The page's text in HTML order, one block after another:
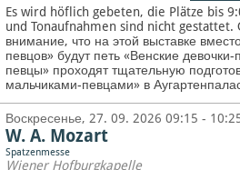
Es wird höflich gebeten, die Plätze bis
und Tonaufnahmen sind nicht gestattet.
внимание, что на этой выставке
певцов» будут петь «Венские
певцы» проходят тщательную
мальчиками-певцами» в
Воскресенье, 27. 09. 2026 09:15 -
W. A. Mozart
Spatzenmesse
Wiener Hofburgkapelle